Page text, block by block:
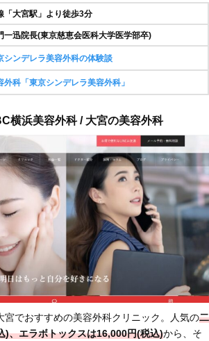
「大宮駅」より徒歩3分
一迅院長(東京慈恵会医科大学医学部卒)
シンデレラ美容外科の体験談
外科「東京シンデレラ美容外科」
横浜美容外科 / 大宮の美容外科
宮でおすすめの美容外科クリニック。人気の二
)、エラボトックスは16,000円(税込)から、そ